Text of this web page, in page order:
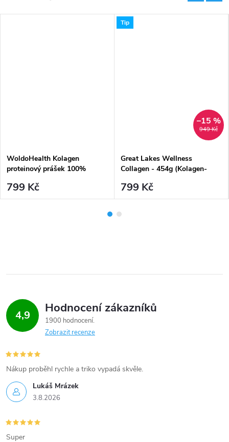
WoldoHealth Kolagen
proteinový prášek 100%
500g
799 Kč
Tip
949 Kč
–15 %
Great Lakes Wellness
Collagen - 454g (Kolagen-
799 Kč
4,9 Hodnocení zákazníků
1900 hodnocení
Zobrazit recenze
Lukáš Mrázek
3.8.2026
Nákup proběhl rychle a triko vypadá skvěle.
Super